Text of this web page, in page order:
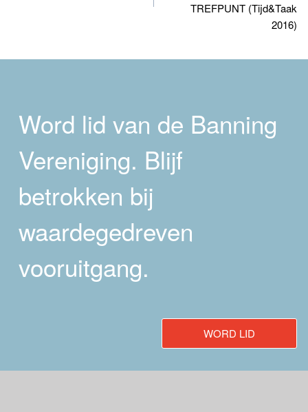
TREFPUNT (Tijd&Taak
2016)
Word lid van de Banning
Vereniging. Blijf
betrokken bij
waardegedreven
vooruitgang.
WORD LID